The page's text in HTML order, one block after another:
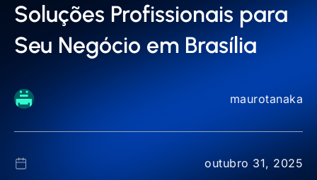
Soluções Profissionais para
Seu Negócio em Brasília
maurotanaka
outubro 31, 2025